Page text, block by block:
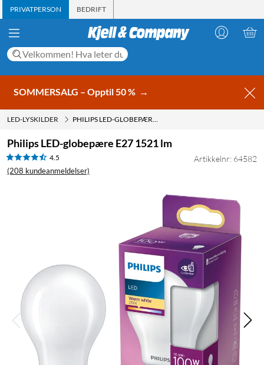
PRIVATPERSON BEDRIFT
SOMMERSALG – Opptil 50 % →
LED-LYSKILDER PHILIPS LED-GLOBEPÆRE E27 1521 LM
Philips LED-globepære E27 1521 lm
4.5
(208 kundeanmeldelser)
Artikkelnr: 64582